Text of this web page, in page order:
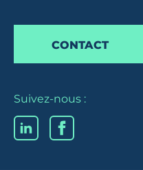
CONTACT
Suivez-nous :